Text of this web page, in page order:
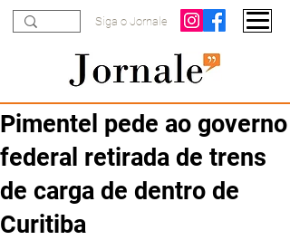
Siga o Jornale
Pimentel pede ao governo
federal retirada de trens
de carga de dentro de
Curitiba